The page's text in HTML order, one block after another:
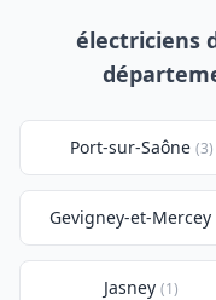
électriciens
Port-sur-Saône (3)
Gevigney-et-Mercey
Jasney (1)